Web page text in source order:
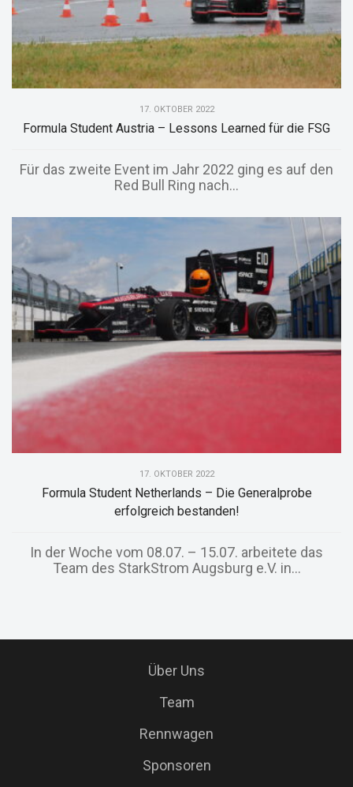
17. OKTOBER 2022
Formula Student Austria – Lessons Learned für die FSG
Für das zweite Event im Jahr 2022 ging es auf den
Red Bull Ring nach...
17. OKTOBER 2022
Formula Student Netherlands – Die Generalprobe
erfolgreich bestanden!
In der Woche vom 08.07. – 15.07. arbeitete das
Team des StarkStrom Augsburg e.V. in...
Über Uns
Team
Rennwagen
Sponsoren